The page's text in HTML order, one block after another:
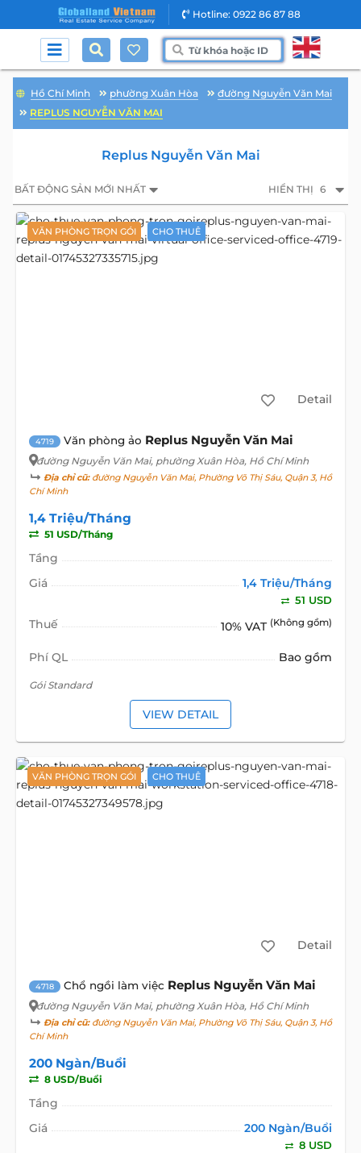
Hotline: 0922 86 87 88
Hồ Chí Minh phường Xuân Hòa
đường Nguyễn Văn Mai
REPLUS NGUYỄN VĂN MAI
Replus Nguyễn Văn Mai
BẤT ĐỘNG SẢN MỚI NHẤT HIỂN THỊ 6
VĂN PHÒNG TRỌN GÓI CHO THUÊ
Detail
4719 Văn phòng ảo Replus Nguyễn Văn Mai
đường Nguyễn Văn Mai, phường Xuân Hòa, Hồ Chí Minh
Địa chỉ cũ:đường Nguyễn Văn Mai, Phường Võ Thị Sáu, Quận 3, Hồ
Chí Minh
1,4 Triệu/Tháng
51 USD/Tháng
Tầng
Giá
1,4 Triệu/Tháng
51 USD
Thuế 10% VAT (Không gồm)
Phí QL Bao gồm
Gói Standard
VIEW DETAIL
VĂN PHÒNG TRỌN GÓI CHO THUÊ
Detail
4718 Chổ ngồi làm việc Replus Nguyễn Văn Mai
đường Nguyễn Văn Mai, phường Xuân Hòa, Hồ Chí Minh
Địa chỉ cũ:đường Nguyễn Văn Mai, Phường Võ Thị Sáu, Quận 3, Hồ
Chí Minh
200 Ngàn/Buổi
8 USD/Buổi
Tầng
Giá
200 Ngàn/Buổi
8 USD